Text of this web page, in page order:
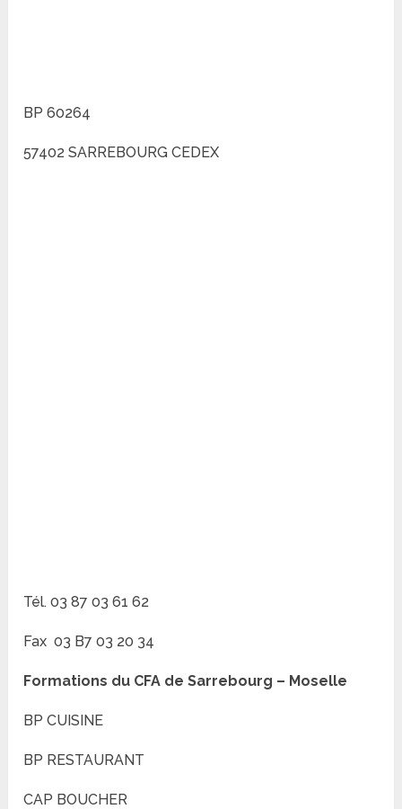
BP 60264
57402 SARREBOURG CEDEX
Tél. 03 87 03 61 62
Fax 03 B7 03 20 34
Formations du CFA de Sarrebourg – Moselle
BP CUISINE
BP RESTAURANT
CAP BOUCHER